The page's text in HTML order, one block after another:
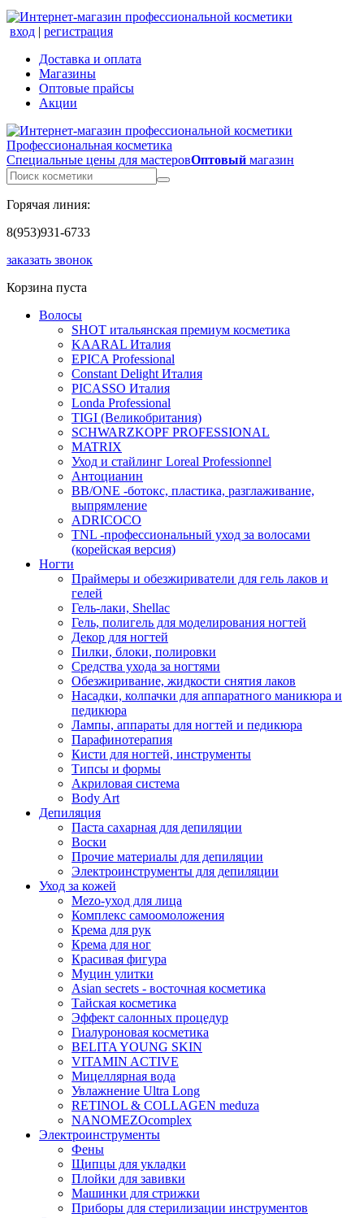
вход | регистрация
Доставка и оплата
Магазины
Оптовые прайсы
Акции
Профессиональная косметика
Специальные цены для мастеровОптовый магазин
Горячая линия:
8(953)931-6733
заказать звонок
Корзина пуста
Волосы
SHOT итальянская премиум косметика
KAARAL Италия
EPICA Professional
Constant Delight Италия
PICASSO Италия
Londa Professional
TIGI (Великобритания)
SCHWARZKOPF PROFESSIONAL
MATRIX
Уход и стайлинг Loreal Professionnel
Антоцианин
BB/ONE -ботокс, пластика, разглаживание,
выпрямление
ADRICOCO
TNL -профессиональный уход за волосами
(корейская версия)
Ногти
Праймеры и обезжириватели для гель лаков и
гелей
Гель-лаки, Shellac
Гель, полигель для моделирования ногтей
Декор для ногтей
Пилки, блоки, полировки
Средства ухода за ногтями
Обезжиривание, жидкости снятия лаков
Насадки, колпачки для аппаратного маникюра и
педикюра
Лампы, аппараты для ногтей и педикюра
Парафинотерапия
Кисти для ногтей, инструменты
Типсы и формы
Акриловая система
Body Art
Депиляция
Паста сахарная для депиляции
Воски
Прочие материалы для депиляции
Электроинструменты для депиляции
Уход за кожей
Mezo-уход для лица
Комплекс самоомоложения
Крема для рук
Крема для ног
Красивая фигура
Муцин улитки
Asian seсrets - восточная косметика
Тайская косметика
Эффект салонных процедур
Гиалуроновая косметика
BELITA YOUNG SKIN
VITAMIN ACTIVE
Мицеллярная вода
Увлажнение Ultra Long
RETINOL & COLLAGEN meduza
NANOMEZOcomplex
Электроинструменты
Фены
Щипцы для укладки
Плойки для завивки
Машинки для стрижки
Приборы для стерилизации инструментов